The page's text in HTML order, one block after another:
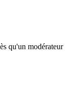
qu'un modérateur